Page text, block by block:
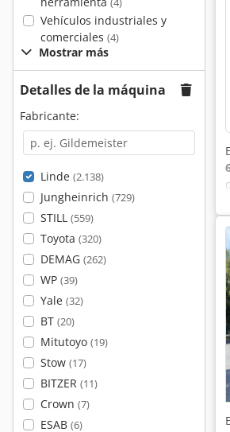
(4)
Vehículos industriales y
comerciales (4)
Mostrar más
Detalles de la máquina
Fabricante:
Linde (2.138)
Jungheinrich (729)
STILL (559)
Toyota (320)
DEMAG (262)
WP (39)
Yale (32)
BT (20)
Mitutoyo (19)
Stow (17)
BITZER (11)
Crown (7)
ESAB (6)